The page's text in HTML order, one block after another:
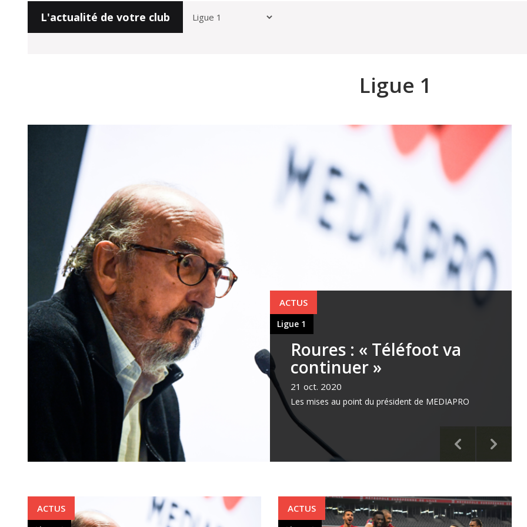
L'actualité de votre club
Ligue 1
ACTUS
Ligue 1
Roures : « Téléfoot va
continuer »
21 oct. 2020
Les mises au point du président de MEDIAPRO
ACTUS ACTUS